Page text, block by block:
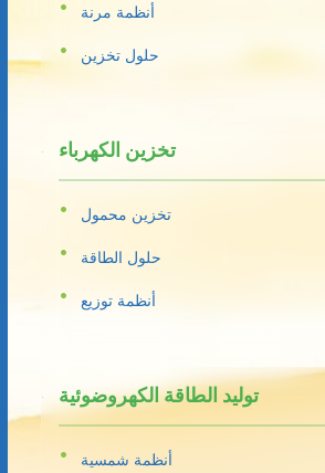
أنظمة مرنة
حلول تخزين
تخزين الكهرباء
تخزين محمول
حلول الطاقة
أنظمة توزيع
توليد الطاقة الكهروضوئية
أنظمة شمسية